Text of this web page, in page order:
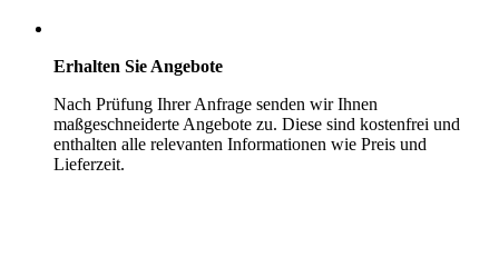
Erhalten Sie Angebote
Nach Prüfung Ihrer Anfrage senden wir Ihnen
maßgeschneiderte Angebote zu. Diese sind kostenfrei und
enthalten alle relevanten Informationen wie Preis und
Lieferzeit.